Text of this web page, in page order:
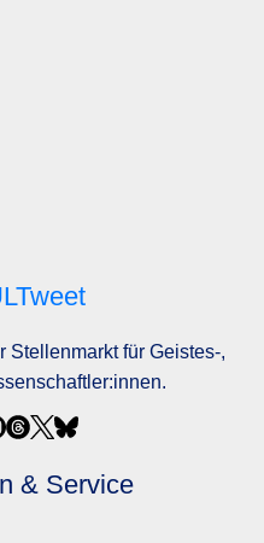
Stellenmarkt für Geistes-,
& Service